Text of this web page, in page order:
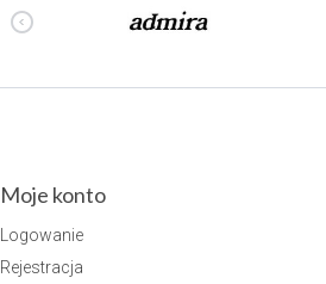
Moje konto
Logowanie
Rejestracja